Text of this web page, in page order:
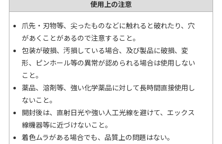
使用上の注意
爪先・刃物等、尖ったものなどに触れると破れたり、穴
があくことがあるので注意すること。
包装が破損、汚損している場合、及び製品に破損、変
形、ピンホール等の異常が認められる場合は使用しない
こと。
薬品、溶剤等、強い化学薬品に対して長時間直接使用し
ないこと。
開封後は、直射日光や強い人工光線を避けて、エックス
線機器等に近づけないこと。
着色ムラがある場合でも、品質上の問題はない。